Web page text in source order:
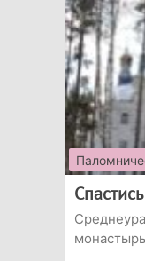
монастырь